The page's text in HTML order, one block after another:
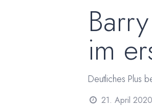
im
Deutliches Plus
21. April 2020